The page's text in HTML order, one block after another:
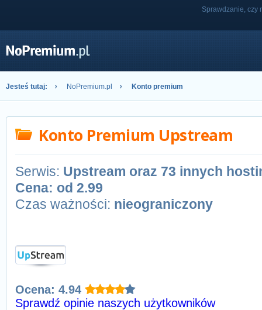
Sprawdzanie, czy
Jesteś tutaj: NoPremium.pl Konto premium
Konto Premium Upstream
Serwis: Upstream oraz 73 innych
Cena: od 2.99
Czas ważności: nieograniczony
Ocena: 4.94
Sprawdź opinie naszych użytkowników